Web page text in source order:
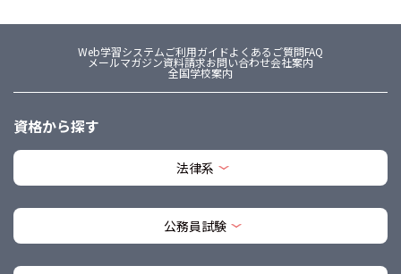
Web学習システムご利用ガイドよくあるご質問FAQ
メールマガジン資料請求お問い合わせ会社案内
全国学校案内
資格から探す
法律系
公務員試験